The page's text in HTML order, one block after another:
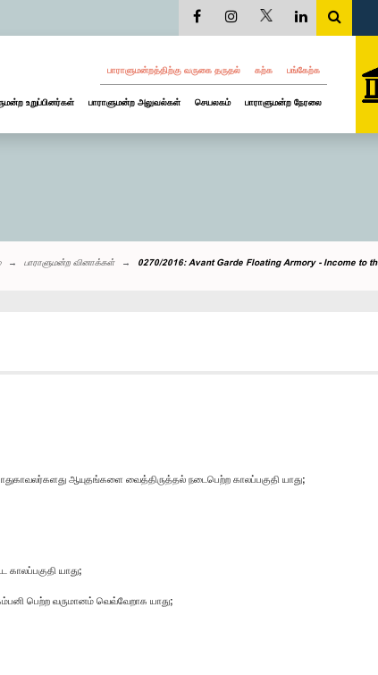
பாராளுமன்றத்திற்கு வருகை தருதல் கற்க பங்கேற்க
உறுப்பினர்கள் பாராளுமன்ற அலுவல்கள் செயலகம் பாராளுமன்ற நேரலை
பாராளுமன்ற வினாக்கள் 0270/2016: Avant Garde Floating Armory - Income to
ஆயுதங்களை வைத்திருத்தல் நடைபெற்ற காலப்பகுதி யாது;
யாது;
பெற்ற வருமானம் வெவ்வேறாக யாது;